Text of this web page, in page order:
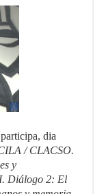
dia
/ CLACSO.
y
Diálogo 2: El